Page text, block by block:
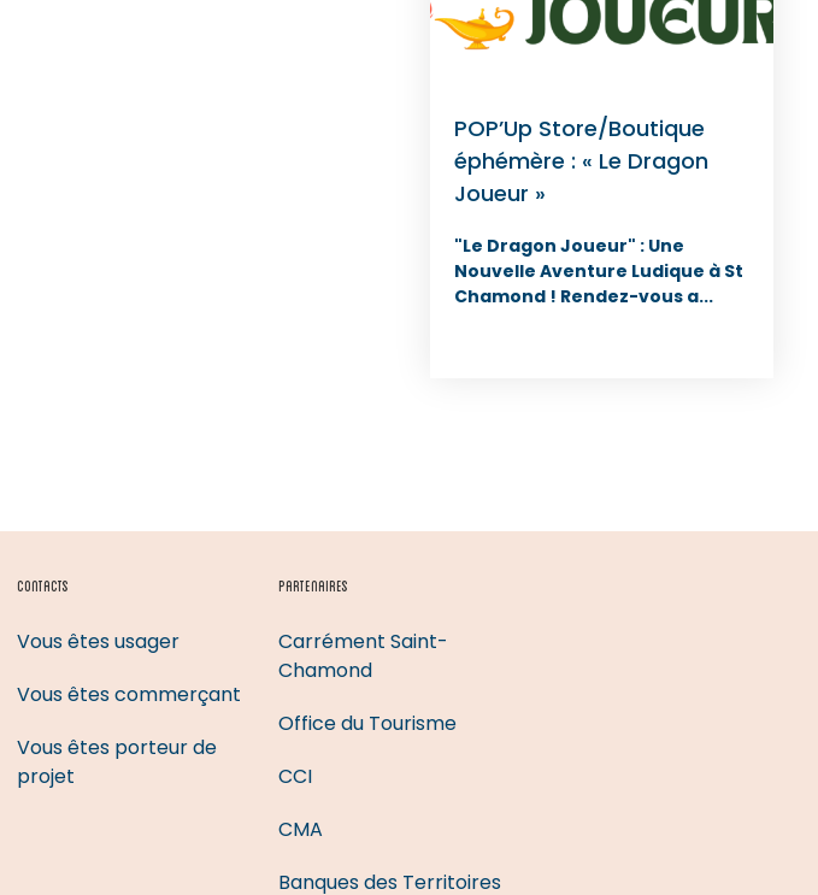
POP’Up Store/Boutique
éphémère : « Le Dragon
Joueur »
"Le Dragon Joueur" : Une
Nouvelle Aventure Ludique à St
Chamond ! Rendez-vous a...
CONTACTS
Vous êtes usager
Vous êtes commerçant
Vous êtes porteur de
projet
PARTENAIRES
Carrément Saint-
Chamond
Office du Tourisme
CCI
CMA
Banques des Territoires